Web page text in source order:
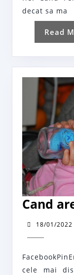
decat sa ma
Read
Cand
18/01/2022
cele mai